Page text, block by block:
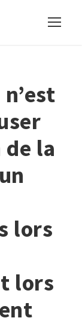
la
lors
lors